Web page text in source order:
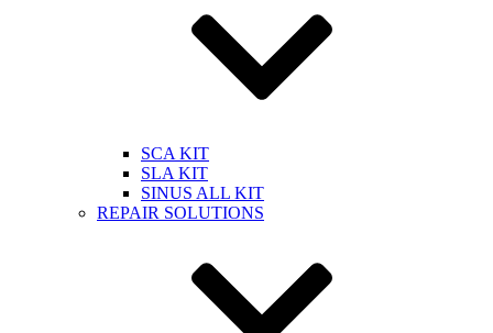
SCA KIT
SLA KIT
SINUS ALL KIT
REPAIR SOLUTIONS